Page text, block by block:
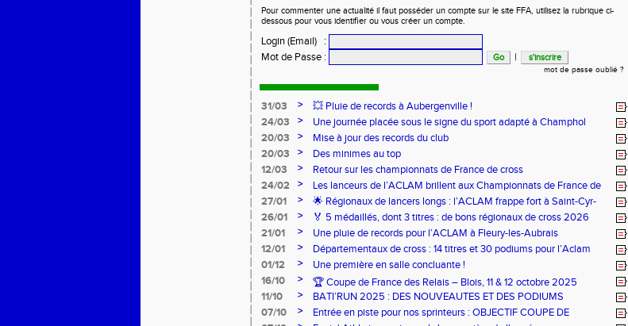
Pour commenter une actualité il faut posséder un compte sur le site FFA, utilisez la rubrique ci-
dessous pour vous identifier ou vous créer un compte.
Login (Email)
:
Mot de Passe : |
mot de passe oublié ?
31/03 >
💥 Pluie de records à Aubergenville !
24/03
>
Une journée placée sous le signe du sport adapté à Champhol
20/03
>
Mise à jour des records du club
20/03
>
Des minimes au top
12/03
>
Retour sur les championnats de France de cross
24/02
>
Les lanceurs de l’ACLAM brillent aux Championnats de France de
Lancers Longs à Nice
27/01 >
🌟 Régionaux de lancers longs : l’ACLAM frappe fort à Saint-Cyr-
sur-Loire
26/01 >
🏅 5 médaillés, dont 3 titres : de bons régionaux de cross 2026
pour l’Aclam !
21/01 >
Une pluie de records pour l’ACLAM à Fleury-les-Aubrais
12/01
>
Départementaux de cross : 14 titres et 30 podiums pour l’Aclam
01/12
>
Une première en salle concluante !
16/10
>
🏆 Coupe de France des Relais – Blois, 11 & 12 octobre 2025
11/10
>
BATI’RUN 2025 : DES NOUVEAUTES ET DES PODIUMS
07/10
>
Entrée en piste pour nos sprinteurs : OBJECTIF COUPE DE